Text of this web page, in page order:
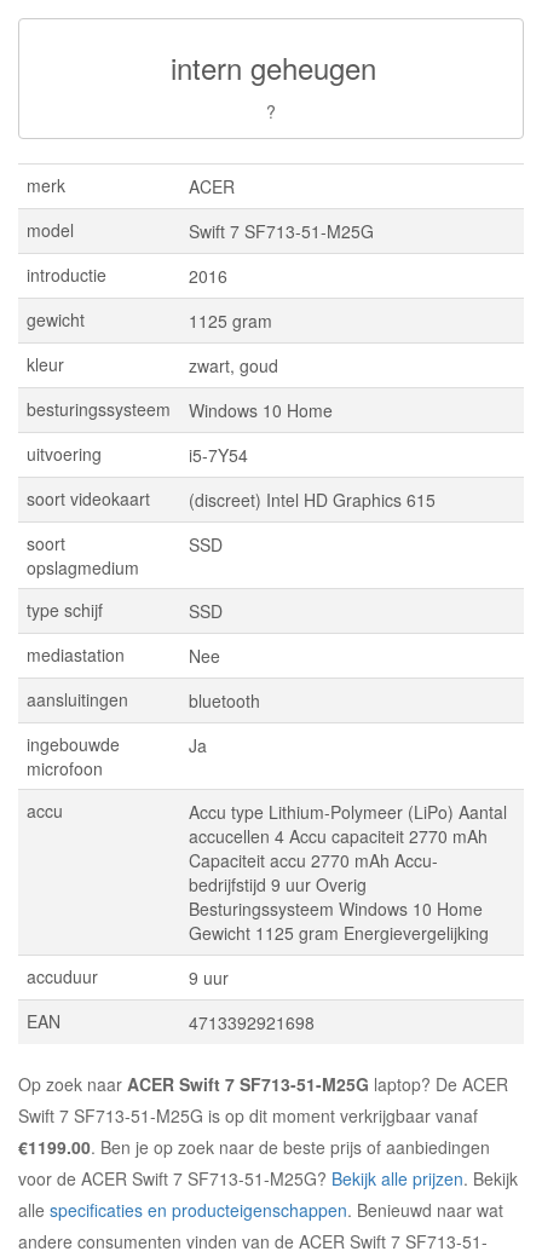
intern geheugen
?
merk
ACER
model
Swift 7 SF713-51-M25G
introductie
2016
gewicht
1125 gram
kleur
zwart, goud
besturingssysteem
Windows 10 Home
uitvoering
i5-7Y54
soort videokaart
(discreet) Intel HD Graphics 615
soort
opslagmedium
SSD
type schijf
SSD
mediastation
Nee
aansluitingen
bluetooth
ingebouwde
microfoon
Ja
accu
Accu type Lithium-Polymeer (LiPo) Aantal
accucellen 4 Accu capaciteit 2770 mAh
Capaciteit accu 2770 mAh Accu-
bedrijfstijd 9 uur Overig
Besturingssysteem Windows 10 Home
Gewicht 1125 gram Energievergelijking
accuduur
9 uur
EAN
4713392921698
Op zoek naar ACER Swift 7 SF713-51-M25G laptop? De ACER
Swift 7 SF713-51-M25G is op dit moment verkrijgbaar vanaf
€1199.00. Ben je op zoek naar de beste prijs of aanbiedingen
voor de ACER Swift 7 SF713-51-M25G? Bekijk alle prijzen. Bekijk
alle specificaties en producteigenschappen. Benieuwd naar wat
andere consumenten vinden van de ACER Swift 7 SF713-51-